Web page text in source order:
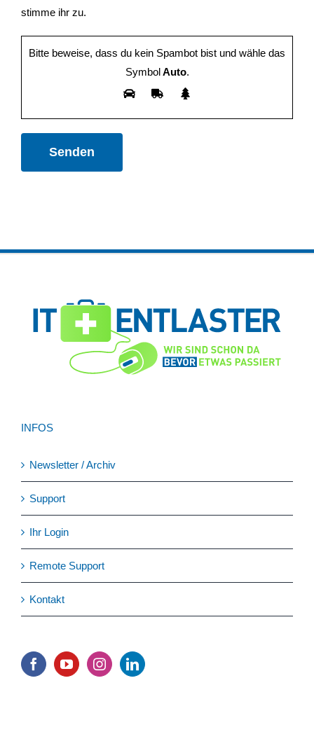
stimme ihr zu.
Bitte beweise, dass du kein Spambot bist und wähle das
SymbolAuto.
INFOS
Newsletter / Archiv
Support
Ihr Login
Remote Support
Kontakt